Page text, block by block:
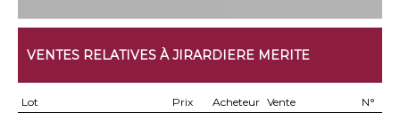
VENTES RELATIVES À JIRARDIERE MERITE
Lot Prix Acheteur Vente
N°